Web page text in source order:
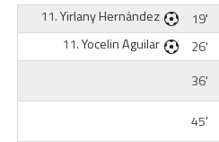
11.Yirlany Hernández
19'
11.Yocelin Aguilar
26'
36'
45'